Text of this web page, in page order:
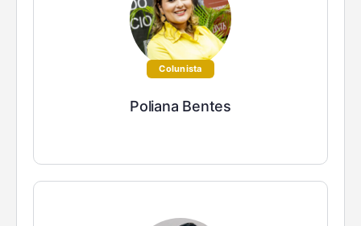
Colunista
Poliana Bentes